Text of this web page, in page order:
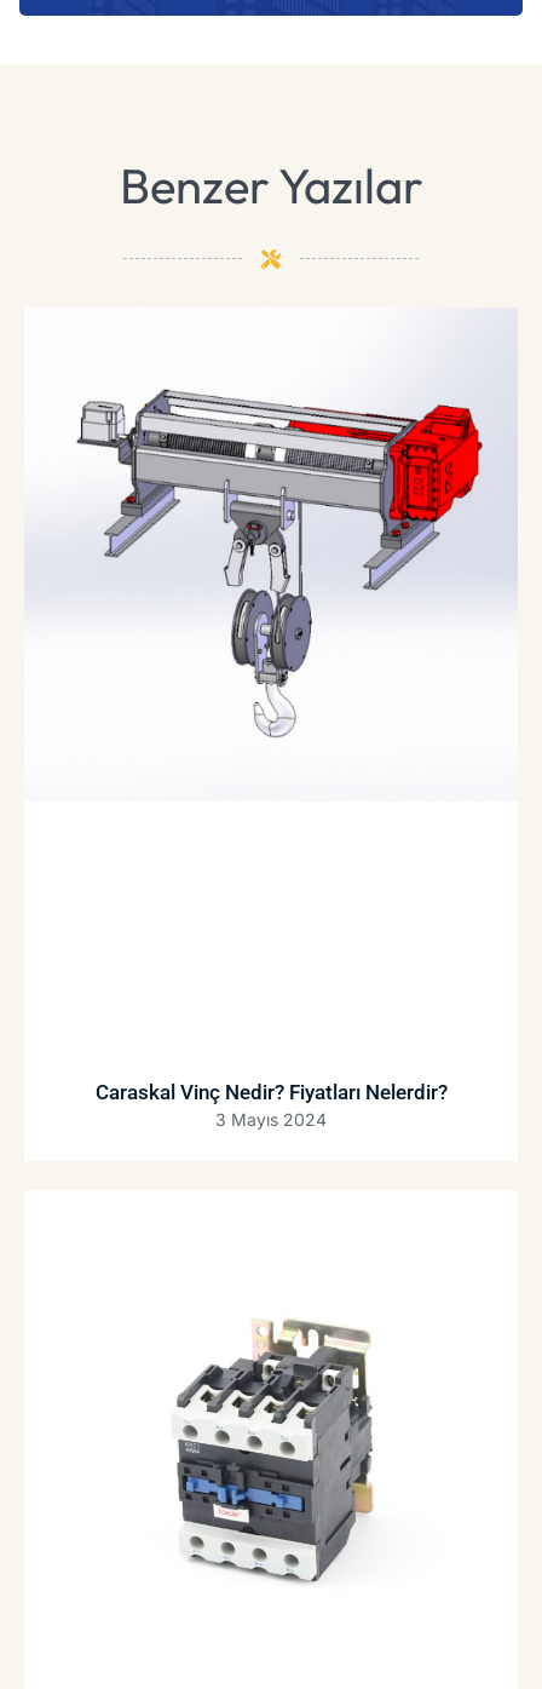
Benzer Yazılar
Caraskal Vinç Nedir? Fiyatları Nelerdir?
3 Mayıs 2024